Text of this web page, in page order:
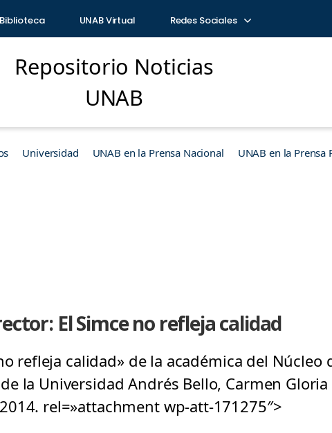
Biblioteca UNAB Virtual Redes Sociales
Repositorio Noticias
UNAB
Universidad UNAB en la Prensa Nacional UNAB en la Prensa
El Simce no refleja calidad
refleja calidad» de la académica del Núcleo
la Universidad Andrés Bello, Carmen
rel=»attachment wp-att-171275″>